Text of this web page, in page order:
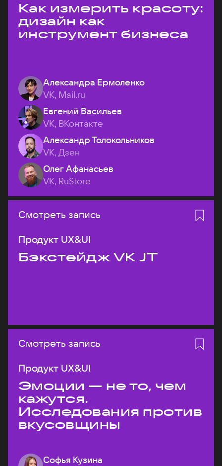
Как измерить красоту:
дизайн как
инструмент бизнеса
Александра Ермоленко
VK, Mail.ru
Евгений Васильев
VK, ВКонтакте
Александр Толокольников
VK, Дзен
Олег Афанасьев
VK, RuStore
Смотреть запись
Продукт UX&UI
Бэкстейдж VK JT
Смотреть запись
Продукт UX&UI
Эмоции — не то, чем
кажутся.
Исследования против
вкусовщины
Софья Кузина